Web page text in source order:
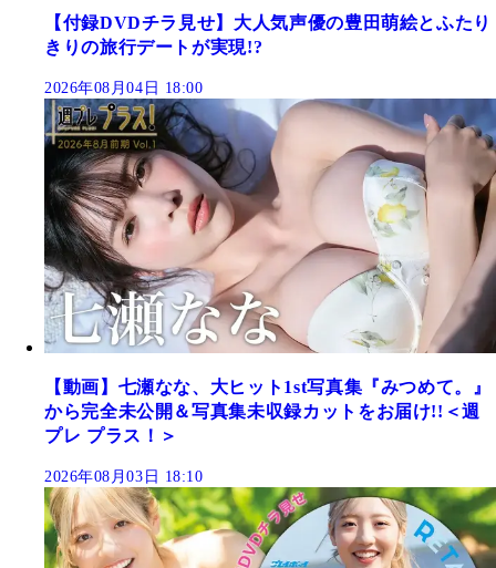
【付録DVDチラ見せ】大人気声優の豊田萌絵とふたり
きりの旅行デートが実現!?
2026年08月04日 18:00
【動画】七瀬なな、大ヒット1st写真集『みつめて。』
から完全未公開＆写真集未収録カットをお届け!!＜週
プレ プラス！＞
2026年08月03日 18:10